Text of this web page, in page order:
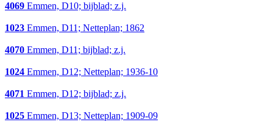
4069 Emmen, D10; bijblad; z.j.
1023 Emmen, D11; Netteplan; 1862
4070 Emmen, D11; bijblad; z.j.
1024 Emmen, D12; Netteplan; 1936-10
4071 Emmen, D12; bijblad; z.j.
1025 Emmen, D13; Netteplan; 1909-09